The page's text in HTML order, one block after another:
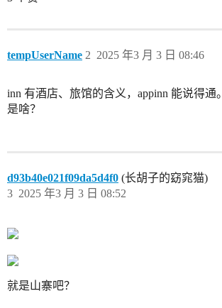
tempUserName 2025 年3 月 3 日 08:46
2
inn 有酒店、旅馆的含义，appinn 能说得通
是啥？
d93b40e021f09da5d4f0 (长胡子的窈窕猫)
2025 年3 月 3 日 08:52
3
就是山寨吧？